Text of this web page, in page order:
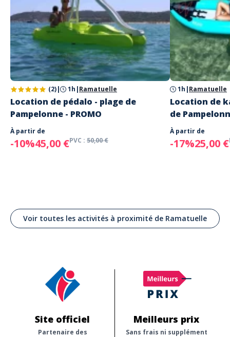
Sonia FERCHAUD
A répondu à Hans le 20/07/2023
With pleasure ! Thank you for coming back on a different
tour with me ! And good job with your beautiful horse! Come
back next year :-)
Lire les avis clients
(2)| 1h |Ramatuelle
Location de pédalo - plage de
Pampelonne - PROMO
À partir de
-10%45,00 €PVC : 50,00 €
1h |Ramatuelle
Location de
de
À partir de
-17%25,00 €
Voir toutes les activités à proximité de Ramatuelle
Site officiel
Partenaire des
Meilleurs prix
Sans frais ni supplément